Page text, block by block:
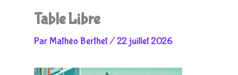
Table Libre
Par Mathéo Berthet/22 juillet 2026